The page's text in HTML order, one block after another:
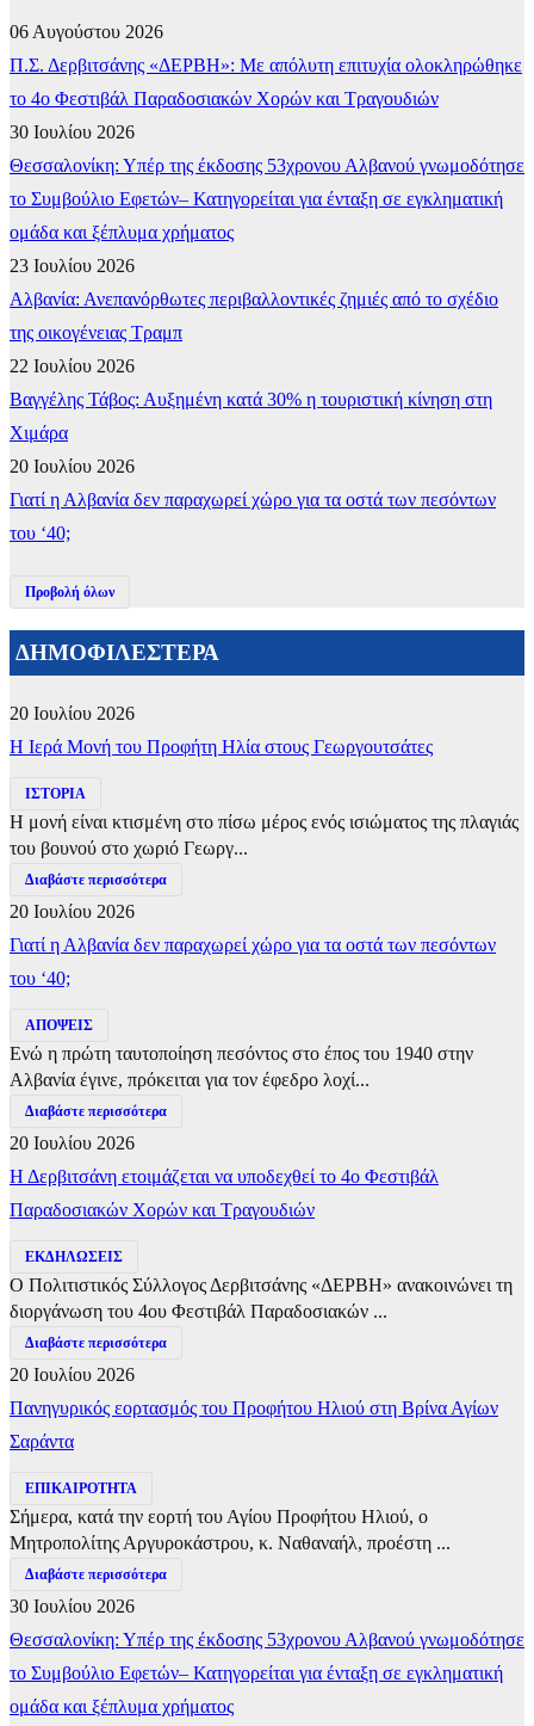
06 Αυγούστου 2026
Π.Σ. Δερβιτσάνης «ΔΕΡΒΗ»: Με απόλυτη επιτυχία ολοκληρώθηκε
το 4ο Φεστιβάλ Παραδοσιακών Χορών και Τραγουδιών
30 Ιουλίου 2026
Θεσσαλονίκη: Υπέρ της έκδοσης 53χρονου Αλβανού γνωμοδότησε
το Συμβούλιο Εφετών– Κατηγορείται για ένταξη σε εγκληματική
ομάδα και ξέπλυμα χρήματος
23 Ιουλίου 2026
Αλβανία: Ανεπανόρθωτες περιβαλλοντικές ζημιές από το σχέδιο
της οικογένειας Τραμπ
22 Ιουλίου 2026
Βαγγέλης Τάβος: Αυξημένη κατά 30% η τουριστική κίνηση στη
Χιμάρα
20 Ιουλίου 2026
Γιατί η Αλβανία δεν παραχωρεί χώρο για τα οστά των πεσόντων
του ‘40;
Προβολή όλων
ΔΗΜΟΦΙΛΕΣΤΕΡΑ
20 Ιουλίου 2026
​Η Ιερά Μονή του Προφήτη Ηλία στους Γεωργουτσάτες
ΙΣΤΟΡΙΑ
Η μονή είναι κτισμένη στο πίσω μέρος ενός ισιώματος της πλαγιάς
του βουνού στο χωριό Γεωργ...
Διαβάστε περισσότερα
20 Ιουλίου 2026
Γιατί η Αλβανία δεν παραχωρεί χώρο για τα οστά των πεσόντων
του ‘40;
ΑΠΟΨΕΙΣ
Ενώ η πρώτη ταυτοποίηση πεσόντος στο έπος του 1940 στην
Αλβανία έγινε, πρόκειται για τον έφεδρο λοχί...
Διαβάστε περισσότερα
20 Ιουλίου 2026
Η Δερβιτσάνη ετοιμάζεται να υποδεχθεί το 4ο Φεστιβάλ
Παραδοσιακών Χορών και Τραγουδιών
ΕΚΔΗΛΩΣΕΙΣ
Ο Πολιτιστικός Σύλλογος Δερβιτσάνης «ΔΕΡΒΗ» ανακοινώνει τη
διοργάνωση του 4ου Φεστιβάλ Παραδοσιακών ...
Διαβάστε περισσότερα
20 Ιουλίου 2026
Πανηγυρικός εορτασμός του Προφήτου Ηλιού στη Βρίνα Αγίων
Σαράντα
ΕΠΙΚΑΙΡΟΤΗΤΑ
Σήμερα, κατά την εορτή του Αγίου Προφήτου Ηλιού, ο
Μητροπολίτης Αργυροκάστρου, κ. Ναθαναήλ, προέστη ...
Διαβάστε περισσότερα
30 Ιουλίου 2026
Θεσσαλονίκη: Υπέρ της έκδοσης 53χρονου Αλβανού γνωμοδότησε
το Συμβούλιο Εφετών– Κατηγορείται για ένταξη σε εγκληματική
ομάδα και ξέπλυμα χρήματος